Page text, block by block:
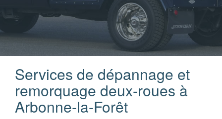
Services de dépannage et
remorquage deux-roues à
Arbonne-la-Forêt